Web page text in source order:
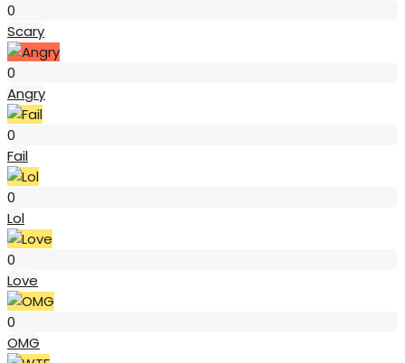
0
Scary
0
Angry
0
Fail
0
Lol
0
Love
0
OMG